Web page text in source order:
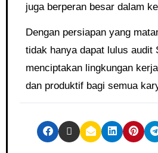
juga berperan besar dalam
Dengan persiapan yang matang, perusahaan
tidak hanya dapat lulus audit
menciptakan lingkungan
dan produktif bagi semua